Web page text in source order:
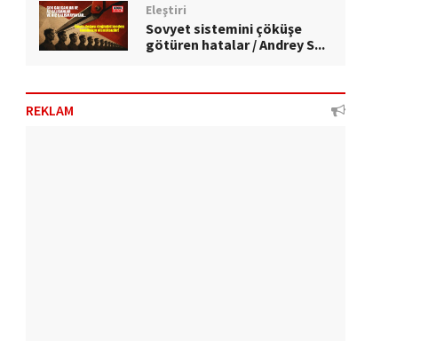
Eleştiri
Sovyet sistemini çöküşe
götüren hatalar / Andrey S...
REKLAM